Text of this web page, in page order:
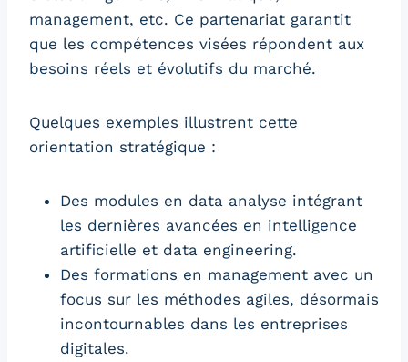
management, etc. Ce partenariat garantit
que les compétences visées répondent aux
besoins réels et évolutifs du marché.
Quelques exemples illustrent cette
orientation stratégique :
Des modules en data analyse intégrant
les dernières avancées en intelligence
artificielle et data engineering.
Des formations en management avec un
focus sur les méthodes agiles, désormais
incontournables dans les entreprises
digitales.